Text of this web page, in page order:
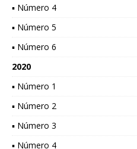
▪ Número 4
▪ Número 5
▪ Número 6
2020
▪ Número 1
▪ Número 2
▪ Número 3
▪ Número 4